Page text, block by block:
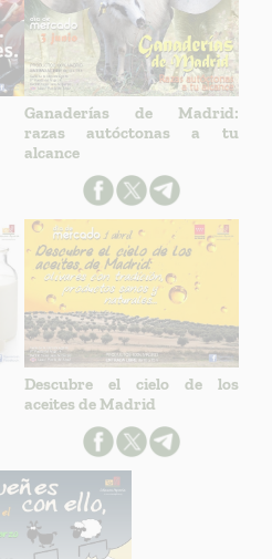
Ganaderías de Madrid:
razas autóctonas a tu
alcance
Descubre el cielo de los
aceites de Madrid